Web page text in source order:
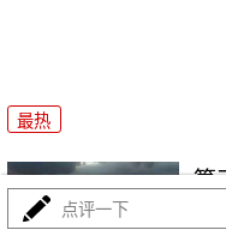
最热
算
点评一下